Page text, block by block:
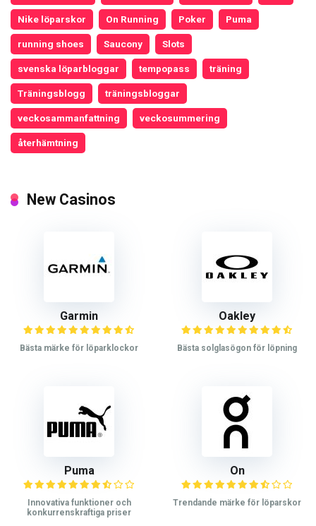
Nike löparskor On Running Poker Puma
running shoes Saucony Slots
svenska löparbloggar tempopass träning
Träningsblogg träningsbloggar
veckosammanfattning veckosummering
återhämtning
New Casinos
Garmin
Bästa märke för löparklockor
Oakley
Bästa solglasögon för löpning
Puma
Innovativa funktioner och
konkurrenskraftiga priser
On
Trendande märke för löparskor